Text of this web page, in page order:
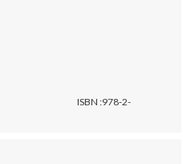
ISBN :978-2-